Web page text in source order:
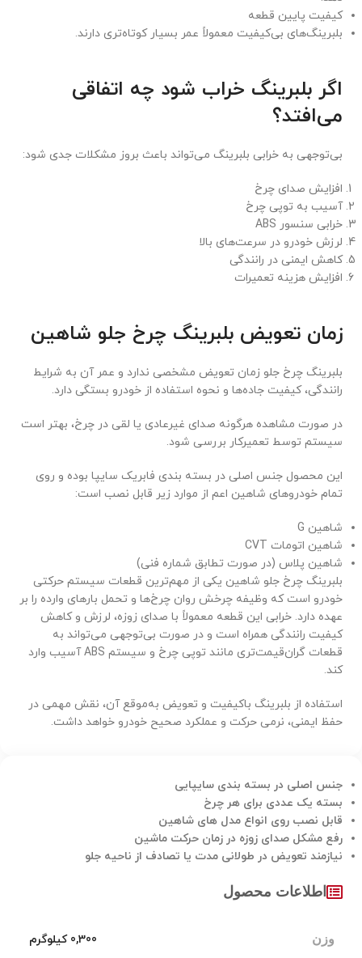
کیفیت پایین قطعه
بلبرینگ‌های بی‌کیفیت معمولاً عمر بسیار کوتاه‌تری دارند.
اگر بلبرینگ خراب شود چه اتفاقی
می‌افتد؟
بی‌توجهی به خرابی بلبرینگ می‌تواند باعث بروز مشکلات جدی شود:
افزایش صدای چرخ
آسیب به توپی چرخ
خرابی سنسور ABS
لرزش خودرو در سرعت‌های بالا
کاهش ایمنی در رانندگی
افزایش هزینه تعمیرات
زمان تعویض بلبرینگ چرخ جلو شاهین
بلبرینگ چرخ جلو زمان تعویض مشخصی ندارد و عمر آن به شرایط
رانندگی، کیفیت جاده‌ها و نحوه استفاده از خودرو بستگی دارد.
در صورت مشاهده هرگونه صدای غیرعادی یا لقی در چرخ، بهتر است
سیستم توسط تعمیرکار بررسی شود.
این محصول جنس اصلی در بسته بندی فابریک سایپا بوده و روی
تمام خودروهای شاهین اعم از موارد زیر قابل نصب است:
شاهین G
شاهین اتومات CVT
شاهین پلاس (در صورت تطابق شماره فنی)
بلبرینگ چرخ جلو شاهین یکی از مهم‌ترین قطعات سیستم حرکتی
خودرو است که وظیفه چرخش روان چرخ‌ها و تحمل بارهای وارده را بر
عهده دارد. خرابی این قطعه معمولاً با صدای زوزه، لرزش و کاهش
کیفیت رانندگی همراه است و در صورت بی‌توجهی می‌تواند به
قطعات گران‌قیمت‌تری مانند توپی چرخ و سیستم ABS آسیب وارد
کند.
استفاده از بلبرینگ باکیفیت و تعویض به‌موقع آن، نقش مهمی در
حفظ ایمنی، نرمی حرکت و عملکرد صحیح خودرو خواهد داشت.
جنس اصلی در بسته بندی سایپایی
بسته یک عددی برای هر چرخ
قابل نصب روی انواع مدل های شاهین
رفع مشکل صدای زوزه در زمان حرکت ماشین
نیازمند تعویض در طولانی مدت یا تصادف از ناحیه جلو
اطلاعات محصول
وزن 0,300 کیلوگرم